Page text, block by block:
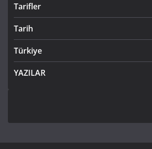
Tarifler
Tarih
Türkiye
YAZILAR